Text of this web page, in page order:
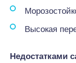
Высокая
Недостатками